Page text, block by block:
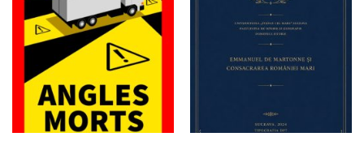
favorite